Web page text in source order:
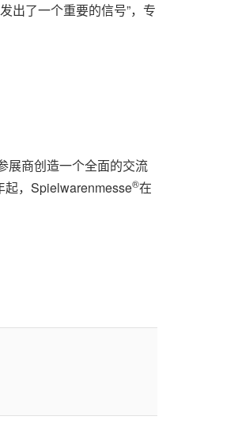
出了一个重要的信号”，专
展商创造一个全面的交流
起，Spielwarenmesse®在